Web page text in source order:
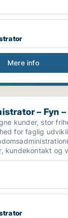
Mere info
Fyn – Ref. 385
– Fyn –
kunder, stor
for faglig
kundekontakt og